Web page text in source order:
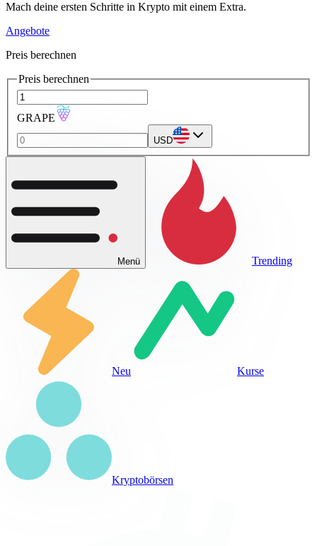
Mach deine ersten Schritte in Krypto mit einem Extra.
Angebote
Preis berechnen
Preis berechnen
GRAPE
USD
Menü Trending
Neu Kurse
Kryptobörsen